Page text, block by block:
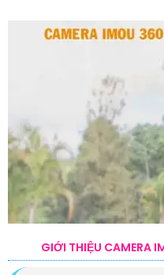
GIỚI THIỆU CAMERA